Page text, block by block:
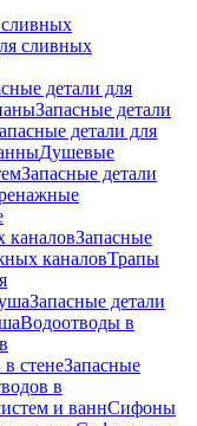
сливных
детали для
Запасные детали
детали для
Душевые
Запасные детали
каналовЗапасные
каналовТрапы
Запасные детали
Водоотводы в
стенеЗапасные
в
и ваннСифоны